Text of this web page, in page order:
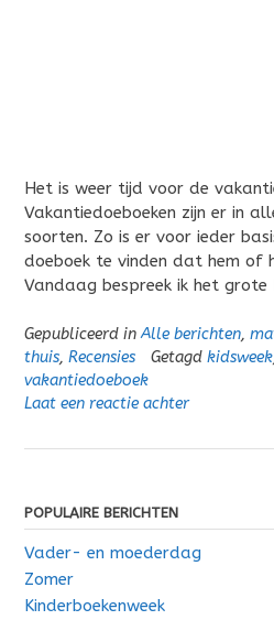
Het is weer tijd voor de
Vakantiedoeboeken zijn er in
soorten. Zo is er voor ieder
doeboek te vinden dat hem of
Vandaag bespreek ik het
Gepubliceerd inAlle berichten,
thuis, Recensies Getagd kidsweek
vakantiedoeboek
Laat een reactie achter
POPULAIRE BERICHTEN
Vader- en moederdag
Zomer
Kinderboekenweek